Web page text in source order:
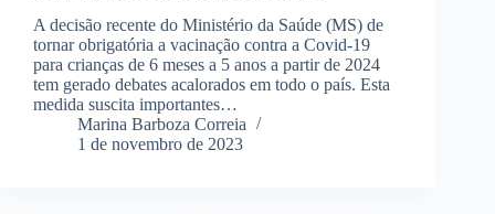
A decisão recente do Ministério da Saúde (MS) de
tornar obrigatória a vacinação contra a Covid-19
para crianças de 6 meses a 5 anos a partir de 2024
tem gerado debates acalorados em todo o país. Esta
medida suscita importantes…
Marina Barboza Correia
1 de novembro de 2023